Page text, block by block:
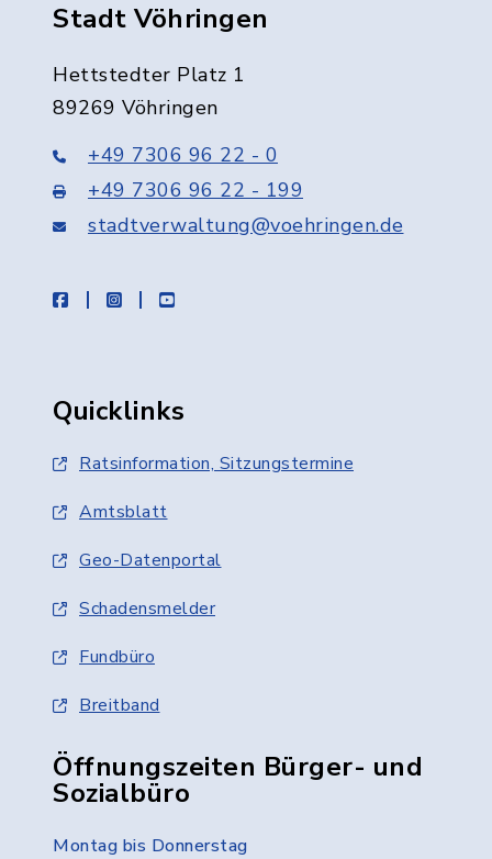
Stadt Vöhringen
Hettstedter Platz 1
89269 Vöhringen
+49 7306 96 22 - 0
+49 7306 96 22 - 199
stadtverwaltung@voehringen.de
facebookinstagramyoutube
Quicklinks
Ratsinformation, Sitzungstermine
Amtsblatt
Geo-Datenportal
Schadensmelder
Fundbüro
Breitband
Öffnungszeiten Bürger- und
Sozialbüro
Montag bis Donnerstag